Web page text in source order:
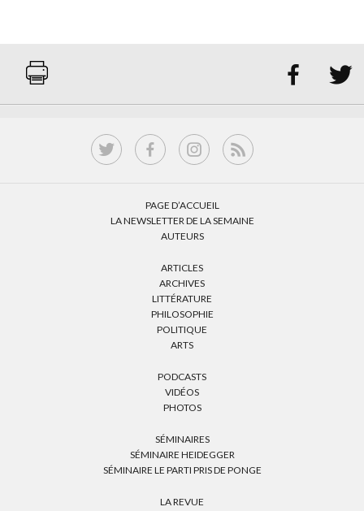
 
PAGE D’ACCUEIL
LA NEWSLETTER DE LA SEMAINE
AUTEURS
ARTICLES
ARCHIVES
LITTÉRATURE
PHILOSOPHIE
POLITIQUE
ARTS
PODCASTS
VIDÉOS
PHOTOS
SÉMINAIRES
SÉMINAIRE HEIDEGGER
SÉMINAIRE LE PARTI PRIS DE PONGE
LA REVUE